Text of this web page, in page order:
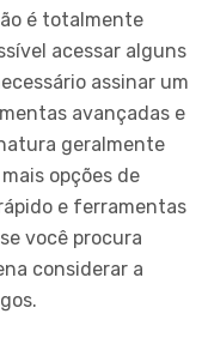
é totalmente
acessar alguns
assinar um
avançadas e
geralmente
opções de
e ferramentas
você procura
considerar a